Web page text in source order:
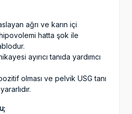
ağrı ve karın içi
hatta şok ile
ayırıcı tanıda yardımcı
olması ve pelvik USG tanı